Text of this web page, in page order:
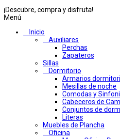
¡Descubre, compra y disfruta!
Menú
Inicio
Auxiliares
Perchas
Zapateros
Sillas
Dormitorio
Armarios
Mesillas de noche
Comodas y
Cabeceros de
Conjuntos de
Literas
Muebles de Plancha
Oficina